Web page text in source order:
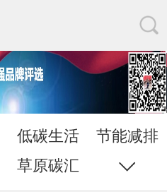
低碳生活
节能减排
草原碳汇
耕地碳汇